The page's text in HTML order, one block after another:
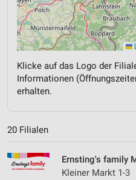
Klicke auf das Logo der
Informationen
erhalten.
20 Filialen
Ernsting's family
Kleiner Markt 1-3